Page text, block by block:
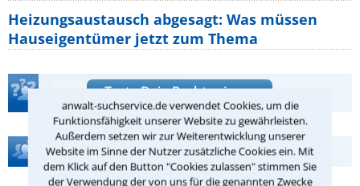
anwalt-suchservice.de verwendet Cookies, um die
Funktionsfähigkeit unserer Website zu gewährleisten.
Außerdem setzen wir zur Weiterentwicklung unserer
Website im Sinne der Nutzer zusätzliche Cookies ein. Mit
dem Klick auf den Button "Cookies zulassen" stimmen Sie
der Verwendung der von uns für die genannten Zwecke
Heizungsaustausch abgesagt: Was müssen
Hauseigentümer jetzt zum Thema
Teste Dein Rechtswissen
Hilfe bei Ihrer Anwaltsuche?